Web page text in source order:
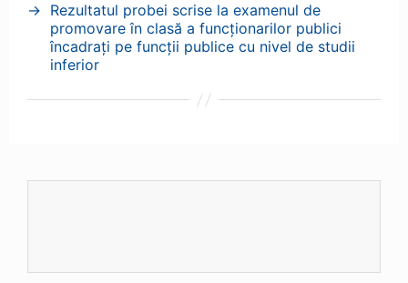
→ Rezultatul probei scrise la examenul de
promovare în clasă a funcționarilor publici
încadrați pe funcții publice cu nivel de studii
inferior